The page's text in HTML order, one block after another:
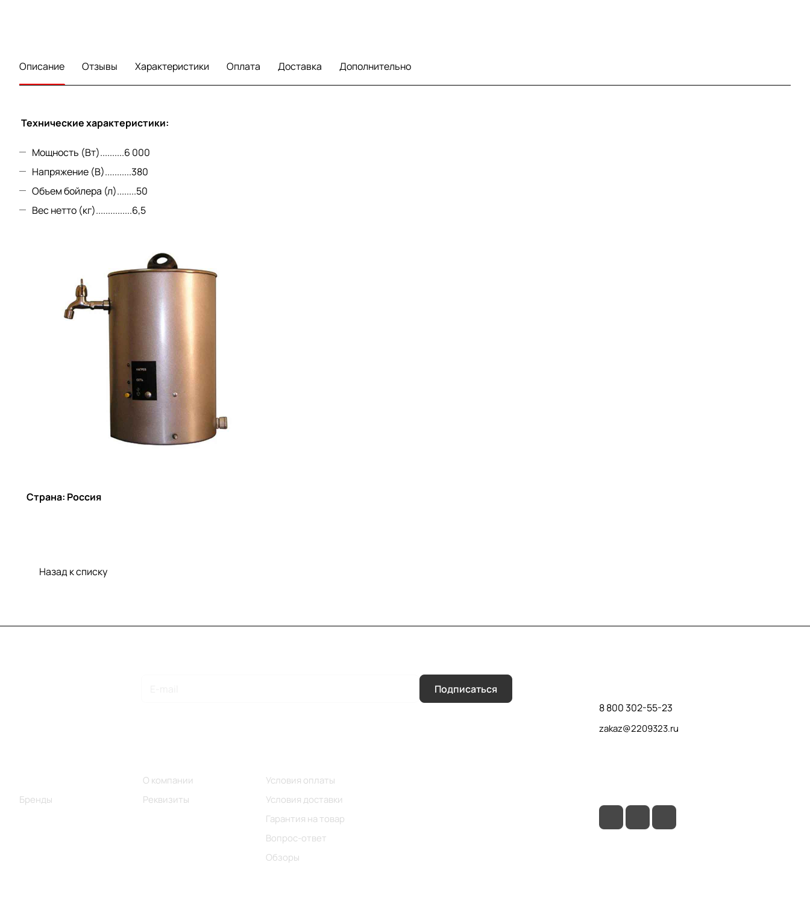
Описание Отзывы Характеристики Оплата Доставка Дополнительно
Технические характеристики:
Мощность (Вт)..........6 000
Напряжение (В)...........380
Объем бойлера (л)........50
Вес нетто (кг)...............6,5
Страна: Россия
Назад к списку
Подписаться
Бренды
О компании
Реквизиты
Условия оплаты
Условия доставки
Гарантия на товар
Вопрос-ответ
Обзоры
8 800 302-55-23
zakaz@2209323.ru